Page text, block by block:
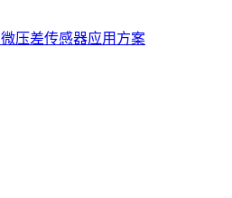
微压差传感器应用方案